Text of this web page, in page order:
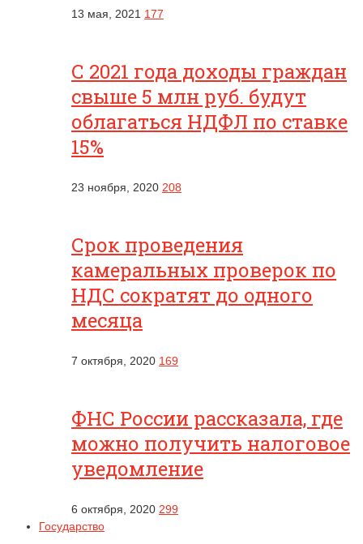
13 мая, 2021 177
С 2021 года доходы граждан
свыше 5 млн руб. будут
облагаться НДФЛ по ставке
15%
23 ноября, 2020 208
Срок проведения
камеральных проверок по
НДС сократят до одного
месяца
7 октября, 2020 169
ФНС России рассказала, где
можно получить налоговое
уведомление
6 октября, 2020 299
Государство